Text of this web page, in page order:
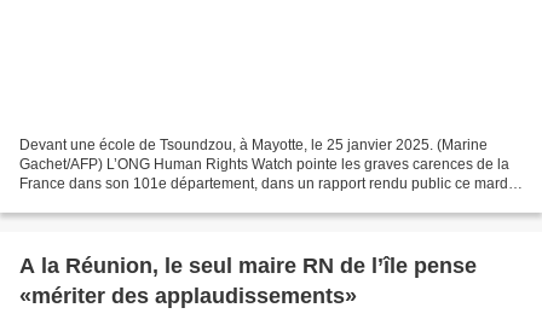
Devant une école de Tsoundzou, à Mayotte, le 25 janvier 2025. (Marine
Gachet/AFP) L’ONG Human Rights Watch pointe les graves carences de la
France dans son 101e département, dans un rapport rendu public ce mardi
A la Réunion, le seul maire RN de l’île pense
«mériter des applaudissements»